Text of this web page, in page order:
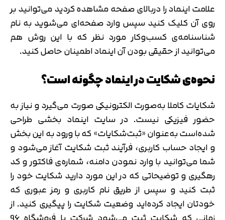
علامت اینماد را دربالای صفحه مشاهده کردید می‌توانید بر
روی آن کلیک کنید سپس وارد صفحه‌ای می‌شوید به‌ نام
شناسنامه‌ی کسب‌وکار مورد نظر که با این روش هم
می‌توانید از حقیقی بودن آن اینماد اطمینان حاصل کنید.
نحوه‌ی شکایت در اینماد چگونه است؟
شکایات کاملا به‌صورت الکترونیکی صورت می‌گیرد و نیاز به
حضور فیزیکی نیست. در سایت‌ اینماد بخشی طراحی
شده‌است به‌عنوان «ثبت‌شکایات» که با ورود به این‌ بخش
و ایجاد حساب کاربری، فرآیند ثبت شکایت آغاز می‌شود و
شما می‌توانید با وارد نمودن دامنه، شماره‌ی فاکتور و کد
رهگیری و توضیحاتی که در این مورد دارید شکایت خود را
ثبت کنید و سپس از طریق نام‌ کاربری و رمز عبوری که
خودتان ایجاد کرده‌اید وضعیت شکایت را پیگیری کنید. از